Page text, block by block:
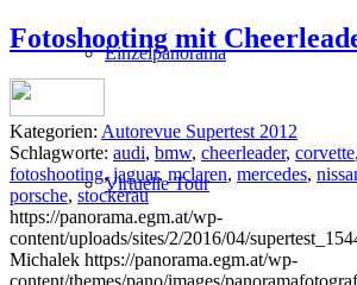
Einzelpanorama
Virtuelle Tour
Fotoshooting mit
Kategorien: Autorevue Supertest 2012
Schlagworte: audi, bmw, cheerleader, corvette,
fotoshooting,jaguar, mclaren, mercedes,
porsche, stockerau
https://panorama.egm.at/wp-
content/uploads/sites/2/2016/04/
Michalek https://panorama.egm.at/wp-